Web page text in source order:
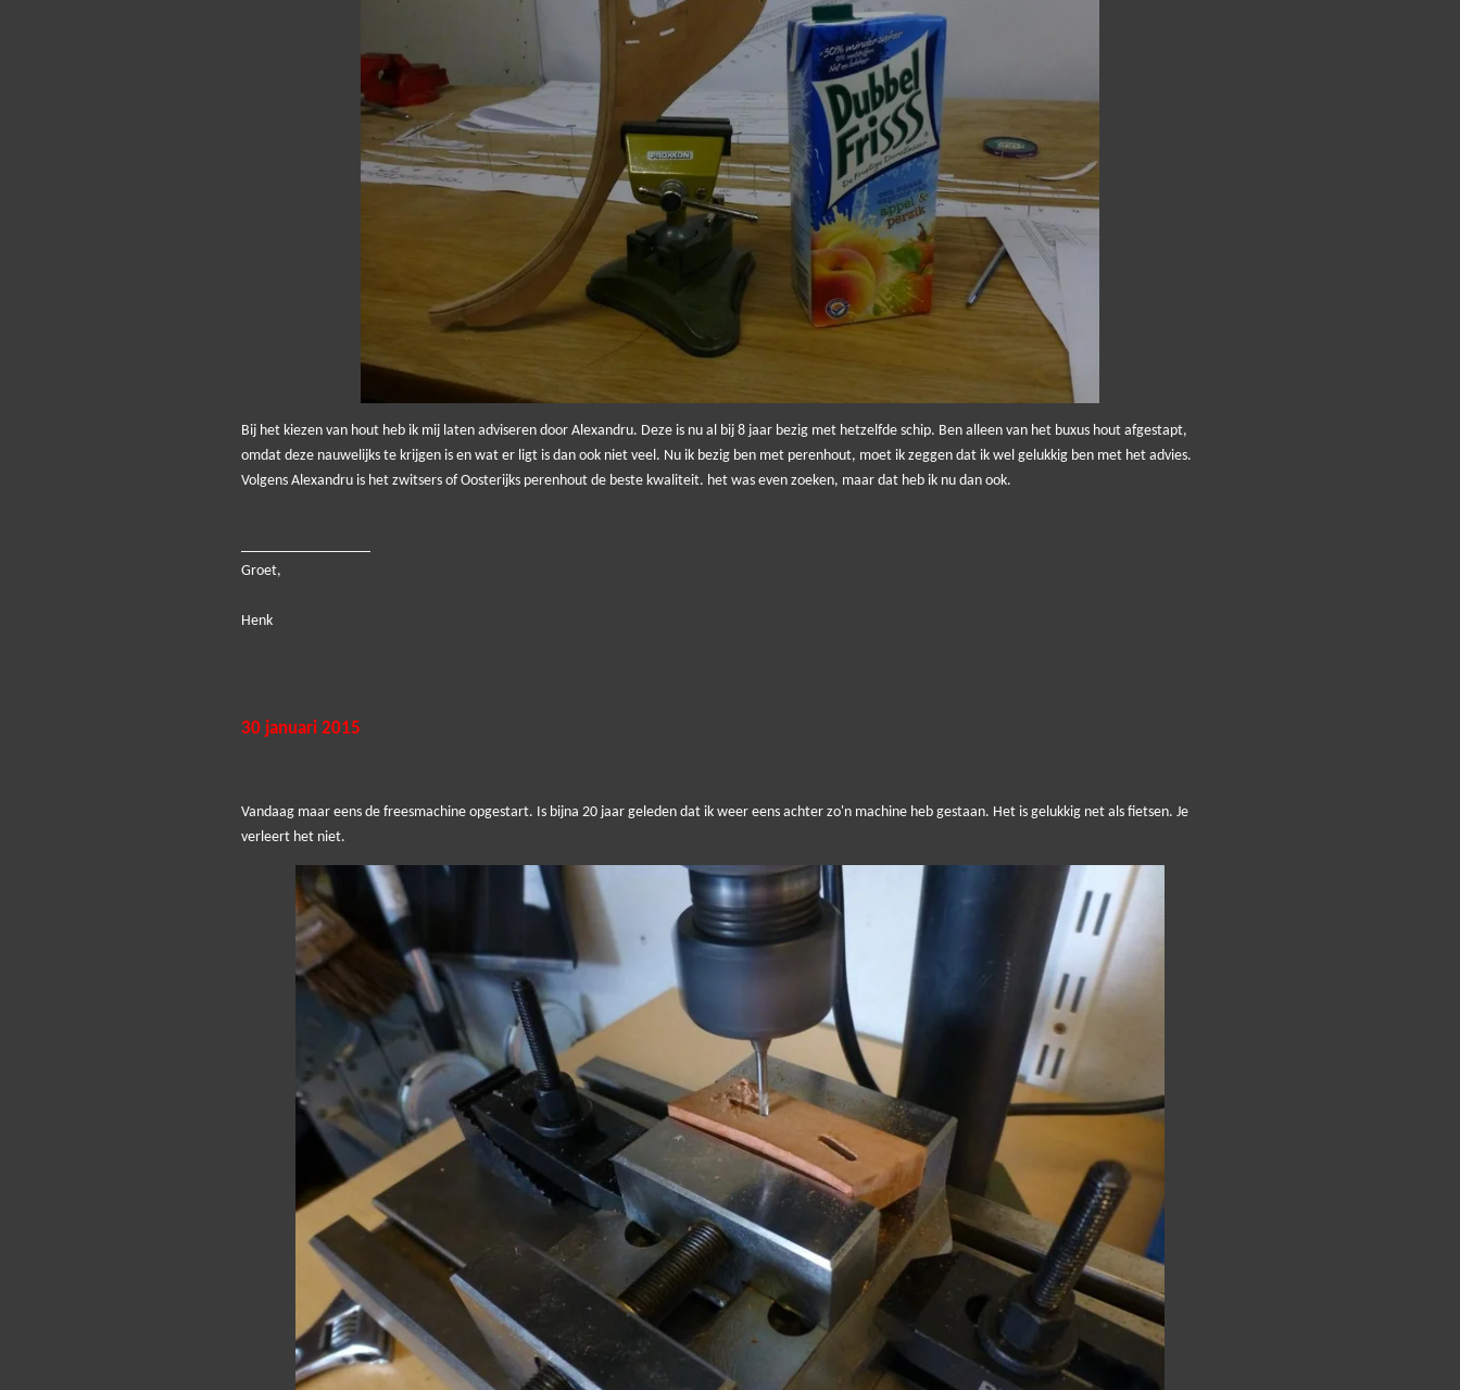
Bij het kiezen van hout heb ik mij laten adviseren door Alexandru. Deze is nu al bij 8 jaar bezig met hetzelfde schip. Ben alleen van het buxus hout afgestapt,
omdat deze nauwelijks te krijgen is en wat er ligt is dan ook niet veel. Nu ik bezig ben met perenhout, moet ik zeggen dat ik wel gelukkig ben met het advies.
Volgens Alexandru is het zwitsers of Oosterijks perenhout de beste kwaliteit. het was even zoeken, maar dat heb ik nu dan ook.
Groet,
Henk
30 januari 2015
Vandaag maar eens de freesmachine opgestart. Is bijna 20 jaar geleden dat ik weer eens achter zo'n machine heb gestaan. Het is gelukkig net als fietsen. Je
verleert het niet.